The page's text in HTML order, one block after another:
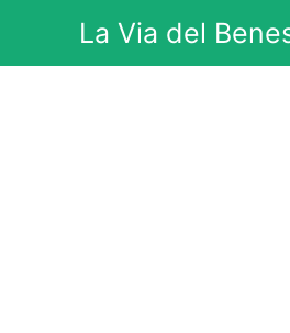
contenuto
La Via del